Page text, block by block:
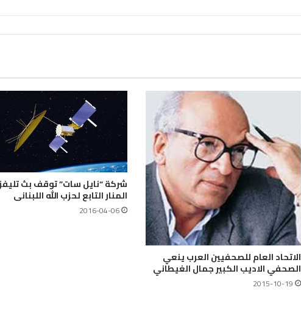
الاتحاد العام للصحفيين العرب ينعي
الصحفي الاديب الكبير جمال الغيطاني
2015-10-19
شركة “نايل سات” توقف بث
المنار التابع لحزب الله اللبنانى
2016-04-06